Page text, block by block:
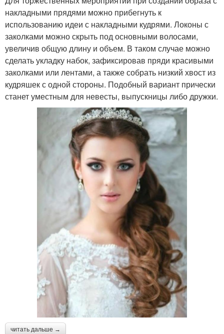
накладными прядями можно прибегнуть к
использованию идеи с накладными кудрями. Локоны с
заколками можно скрыть под основными волосами,
увеличив общую длину и объем. В таком случае можно
сделать укладку набок, зафиксировав пряди красивыми
заколками или лентами, а также собрать низкий хвост из
кудряшек с одной стороны. Подобный вариант прически
станет уместным для невесты, выпускницы либо дружки.
читать дальше →